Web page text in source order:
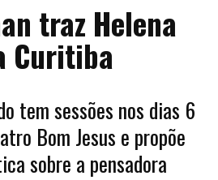
traz Helena
Curitiba
tem sessões nos dias 6
Bom Jesus e propõe
sobre a pensadora